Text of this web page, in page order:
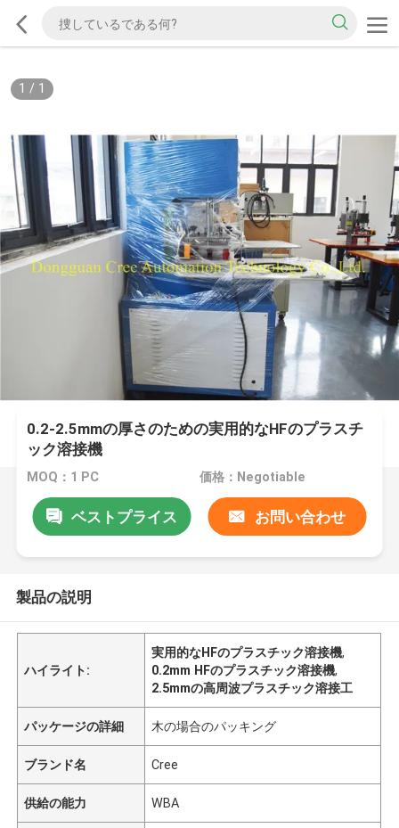
1 / 1
0.2-2.5mmの厚さのための実用的なHFのプラスチ
ック溶接機
MOQ：1 PC 価格：Negotiable
ベストプライス お問い合わせ
製品の説明
ハイライト:
実用的なHFのプラスチック溶接機,
0.2mm HFのプラスチック溶接機,
2.5mmの高周波プラスチック溶接工
パッケージの詳細 木の場合のパッキング
ブランド名 Cree
供給の能力 WBA